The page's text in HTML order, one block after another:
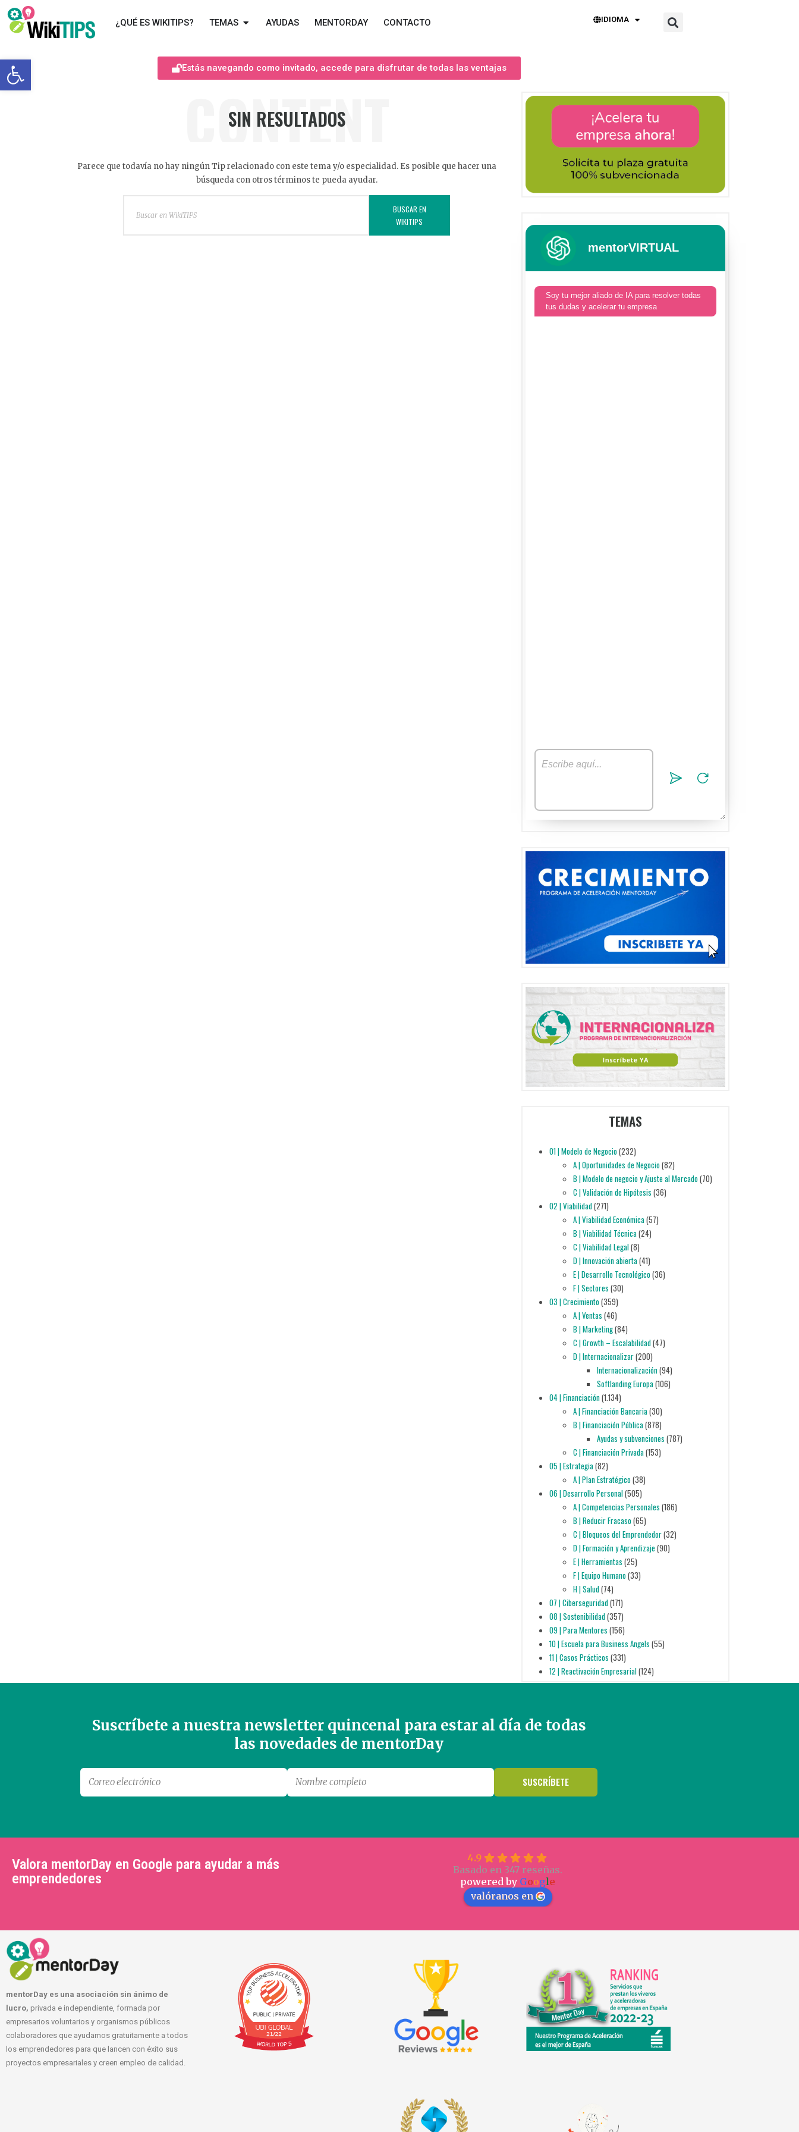
Abrir barra de herramientas
¿QUÉ ES WIKITIPS? TEMAS AYUDAS MENTORDAY CONTACTO IDIOMA
Estás navegando como invitado, accede para disfrutar de todas las ventajas
CONTENT
SIN RESULTADOS
Parece que todavía no hay ningún Tip relacionado con este tema y/o especialidad. Es posible que hacer una
búsqueda con otros términos te pueda ayudar.
BUSCAR EN
WIKITIPS
mentorVIRTUAL
Soy tu mejor aliado de IA para resolver todas
tus dudas y acelerar tu empresa
TEMAS
01 | Modelo de Negocio(232)
A | Oportunidades de Negocio(82)
B | Modelo de negocio y Ajuste al Mercado(70)
C | Validación de Hipótesis (36)
02 | Viabilidad(271)
A | Viabilidad Económica(57)
B | Viabilidad Técnica(24)
C | Viabilidad Legal(8)
D | Innovación abierta(41)
E | Desarrollo Tecnológico(36)
F | Sectores (30)
03 | Crecimiento(359)
A | Ventas (46)
B | Marketing(84)
C | Growth – Escalabilidad(47)
D | Internacionalizar(200)
Internacionalización(94)
Softlanding Europa(106)
04 | Financiación(1.134)
A | Financiación Bancaria(30)
B | Financiación Pública(878)
Ayudas y subvenciones (787)
C | Financiación Privada(153)
05 | Estrategia(82)
A | Plan Estratégico(38)
06 | Desarrollo Personal(505)
A | Competencias Personales (186)
B | Reducir Fracaso(65)
C | Bloqueos del Emprendedor(32)
D | Formación y Aprendizaje (90)
E | Herramientas (25)
F | Equipo Humano(33)
H | Salud(74)
07 | Ciberseguridad(171)
08 | Sostenibilidad(357)
09 | Para Mentores (156)
10 | Escuela para Business Angels (55)
11 | Casos Prácticos (331)
12 | Reactivación Empresarial(124)
Suscríbete a nuestra newsletter quincenal para estar al día de todas
las novedades de mentorDay
Valora mentorDay en Google para ayudar a más
emprendedores
4.9
Basado en 347 reseñas.
powered by Google
valóranos en
mentorDay es una asociación sin ánimo de
lucro, privada e independiente, formada por
empresarios voluntarios y organismos públicos
colaboradores que ayudamos gratuitamente a todos
los emprendedores para que lancen con éxito sus
proyectos empresariales y creen empleo de calidad.